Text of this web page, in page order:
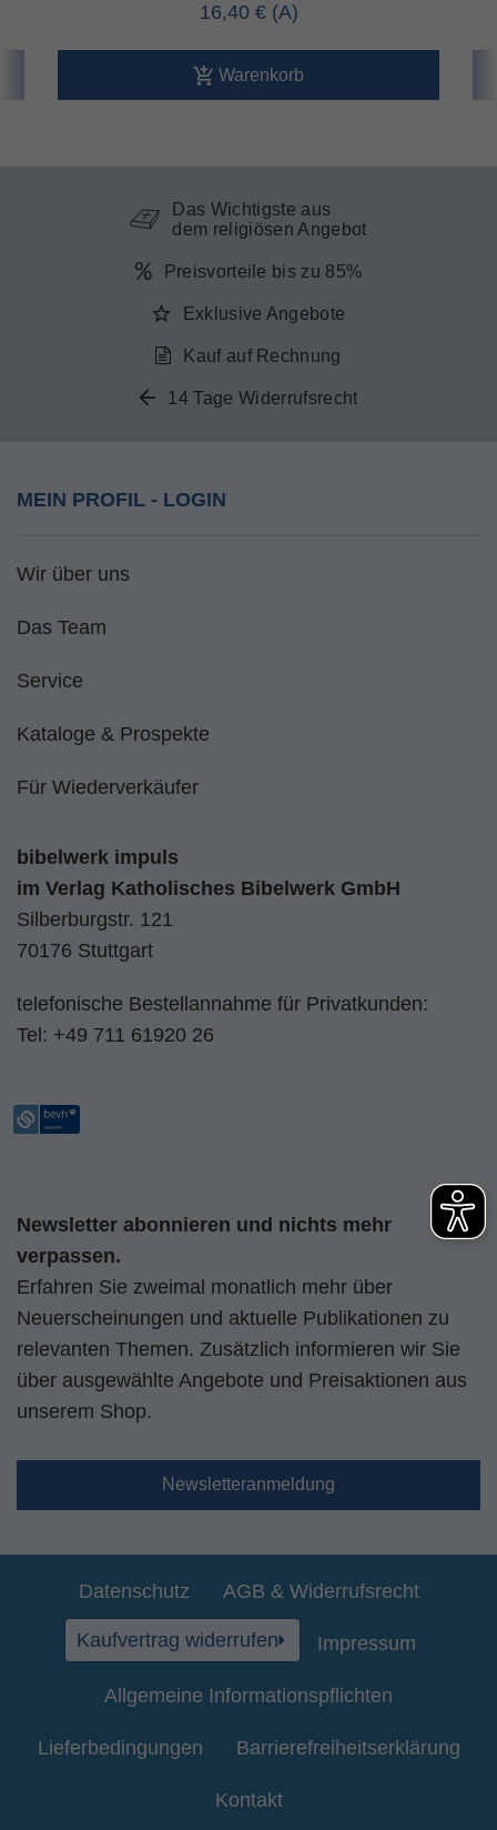
16,40 €
Warenkorb
Das Wichtigste aus
dem religiösen Angebot
Preisvorteile bis zu 85%
Exklusive Angebote
Kauf auf Rechnung
14 Tage Widerrufsrecht
MEIN PROFIL - LOGIN
Wir über uns
Das Team
Service
Kataloge & Prospekte
Für Wiederverkäufer
bibelwerk impuls
im Verlag Katholisches Bibelwerk GmbH
Silberburgstr. 121
70176 Stuttgart
telefonische Bestellannahme für Privatkunden:
Tel: +49 711 61920 26
Newsletter abonnieren und nichts mehr
verpassen.
Erfahren Sie zweimal monatlich mehr über
Neuerscheinungen und aktuelle Publikationen zu
relevanten Themen. Zusätzlich informieren wir Sie
über ausgewählte Angebote und Preisaktionen aus
unserem Shop.
Newsletteranmeldung
Datenschutz AGB & Widerrufsrecht
Kaufvertrag widerrufen Impressum
Allgemeine Informationspflichten
Lieferbedingungen Barrierefreiheitserklärung
Kontakt